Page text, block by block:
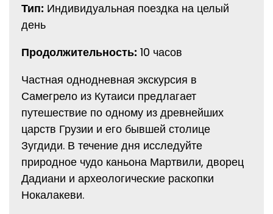
Тип: Индивидуальная поездка на целый
день
Продолжительность: 10 часов
Частная однодневная экскурсия в
Самегрело из Кутаиси предлагает
путешествие по одному из древнейших
царств Грузии и его бывшей столице
Зугдиди. В течение дня исследуйте
природное чудо каньона Мартвили, дворец
Дадиани и археологические раскопки
Нокалакеви.